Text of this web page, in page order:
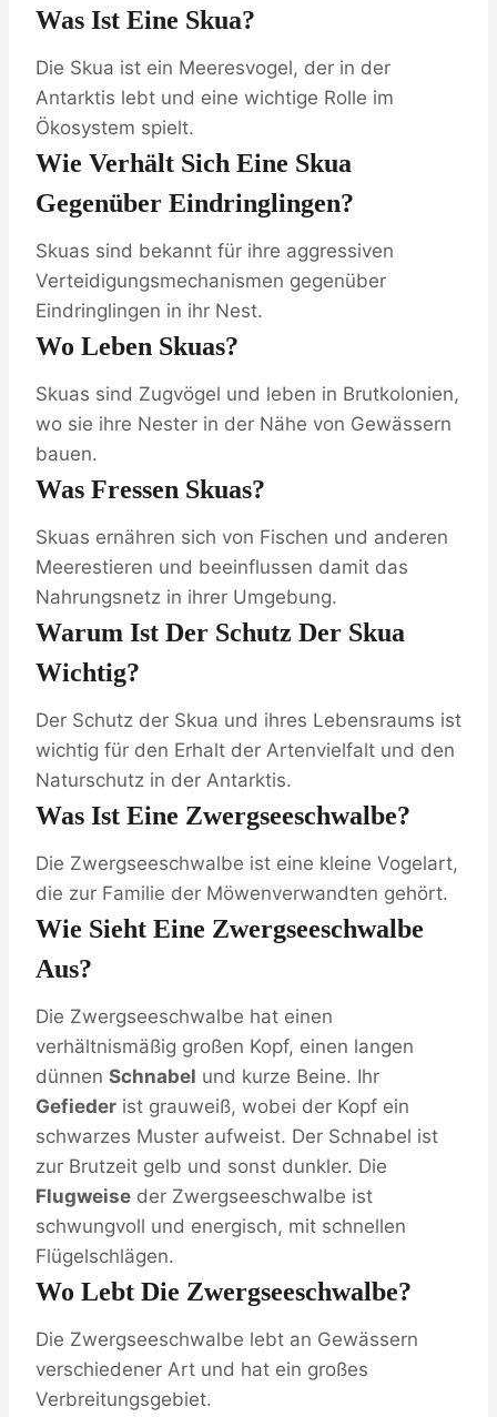
Was Ist Eine Skua?
Die Skua ist ein Meeresvogel, der in der
Antarktis lebt und eine wichtige Rolle im
Ökosystem spielt.
Wie Verhält Sich Eine Skua
Gegenüber Eindringlingen?
Skuas sind bekannt für ihre aggressiven
Verteidigungsmechanismen gegenüber
Eindringlingen in ihr Nest.
Wo Leben Skuas?
Skuas sind Zugvögel und leben in Brutkolonien,
wo sie ihre Nester in der Nähe von Gewässern
bauen.
Was Fressen Skuas?
Skuas ernähren sich von Fischen und anderen
Meerestieren und beeinflussen damit das
Nahrungsnetz in ihrer Umgebung.
Warum Ist Der Schutz Der Skua
Wichtig?
Der Schutz der Skua und ihres Lebensraums ist
wichtig für den Erhalt der Artenvielfalt und den
Naturschutz in der Antarktis.
Was Ist Eine Zwergseeschwalbe?
Die Zwergseeschwalbe ist eine kleine Vogelart,
die zur Familie der Möwenverwandten gehört.
Wie Sieht Eine Zwergseeschwalbe
Aus?
Die Zwergseeschwalbe hat einen
verhältnismäßig großen Kopf, einen langen
dünnen Schnabel und kurze Beine. Ihr
Gefieder ist grauweiß, wobei der Kopf ein
schwarzes Muster aufweist. Der Schnabel ist
zur Brutzeit gelb und sonst dunkler. Die
Flugweise der Zwergseeschwalbe ist
schwungvoll und energisch, mit schnellen
Flügelschlägen.
Wo Lebt Die Zwergseeschwalbe?
Die Zwergseeschwalbe lebt an Gewässern
verschiedener Art und hat ein großes
Verbreitungsgebiet.